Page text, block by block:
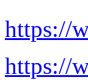
https://
https://